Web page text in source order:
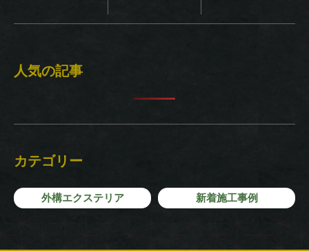
人気の記事
カテゴリー
外構エクステリア 新着施工事例